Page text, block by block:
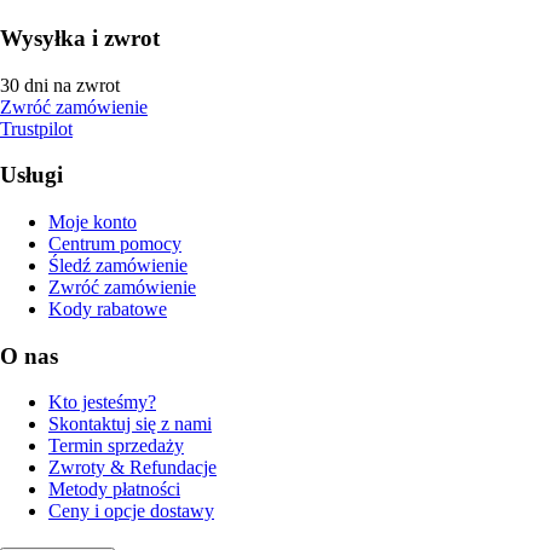
Wysyłka i zwrot
30 dni na zwrot
Zwróć zamówienie
Trustpilot
Usługi
Moje konto
Centrum pomocy
Śledź zamówienie
Zwróć zamówienie
Kody rabatowe
O nas
Kto jesteśmy?
Skontaktuj się z nami
Termin sprzedaży
Zwroty & Refundacje
Metody płatności
Ceny i opcje dostawy